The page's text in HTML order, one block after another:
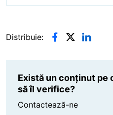
Distribuie:
Există un conținut pe
să îl verifice?
Contactează-ne